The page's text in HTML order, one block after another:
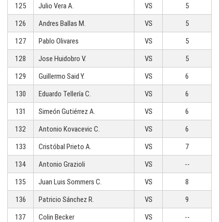
125
Julio Vera A. VS
5
126
Andres Ballas M. VS
5
127
Pablo Olivares VS
5
128
Jose Huidobro V. VS
5
129
Guillermo Said Y. VS
6
130
Eduardo Tellería C. VS
6
131
Simeón Gutiérrez A. VS
6
132
Antonio Kovacevic C. VS
6
133
Cristóbal Prieto A. VS
7
134
Antonio Grazioli VS
--
135
Juan Luis Sommers C. VS
8
136
Patricio Sánchez R. VS
9
137
Colin Becker VS
--